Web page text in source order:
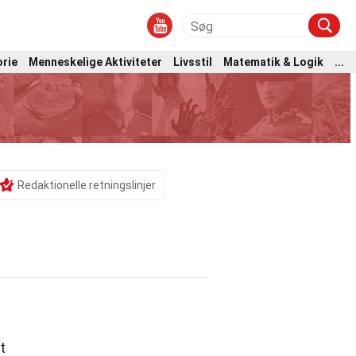
Menneskelige Aktiviteter Livsstil Matematik & Logik ...
Redaktionelle retningslinjer